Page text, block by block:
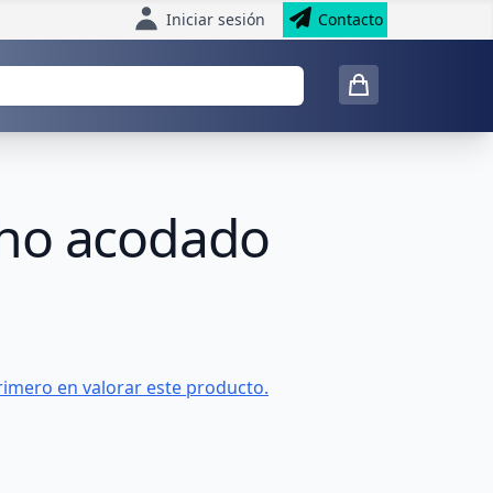
Iniciar sesión Contacto
acodado
en valorar este producto.